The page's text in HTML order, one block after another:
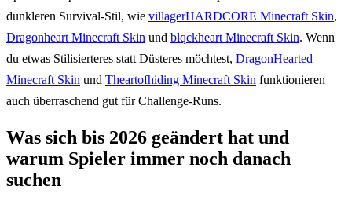
dunkleren Survival-Stil, wie villagerHARDCORE Minecraft Skin,
Dragonheart Minecraft Skin und blqckheart Minecraft Skin. Wenn
du etwas Stilisierteres statt Düsteres möchtest, DragonHearted_
Minecraft Skin und Theartofhiding Minecraft Skin funktionieren
auch überraschend gut für Challenge-Runs.
Was sich bis 2026 geändert hat und
warum Spieler immer noch danach
suchen